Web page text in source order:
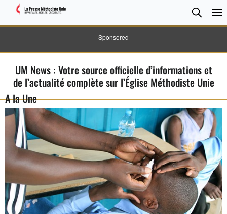
Sponsored
Search
UM News : Votre source officielle d’informations et
de l’actualité complète sur l’Église Méthodiste Unie
A la Une